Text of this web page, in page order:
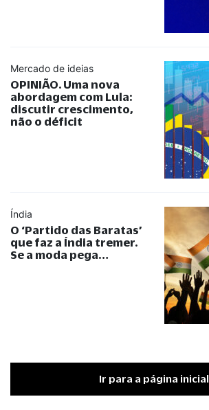
Mercado de ideias
OPINIÃO. Uma nova
abordagem com Lula:
discutir crescimento,
não o déficit
Índia
O ‘Partido das Baratas’
que faz a Índia tremer.
Se a moda pega…
Ir para a página inicial